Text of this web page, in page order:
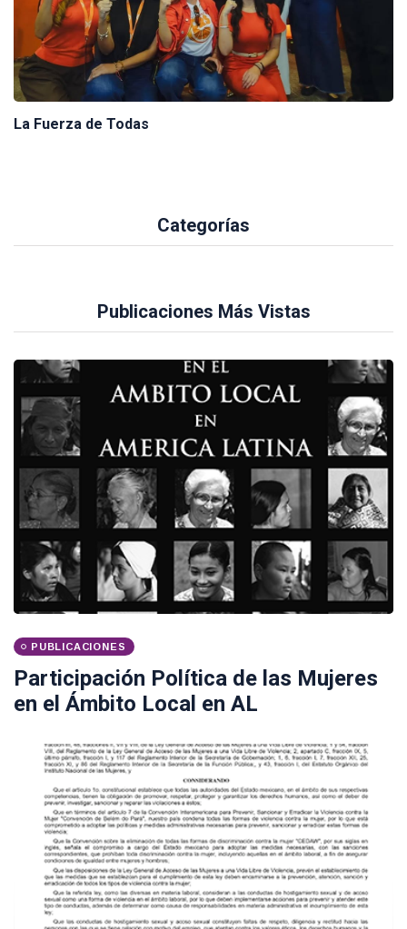
La Fuerza de Todas
Categorías
Publicaciones Más Vistas
PUBLICACIONES
Participación Política de las Mujeres
en el Ámbito Local en AL